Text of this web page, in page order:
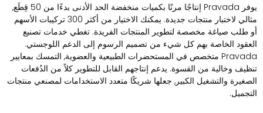
يوفر Pravada إنتاجًا مرنًا بكميات منخفضة الحد الأدنى بدءًا من 50 قِطَع,
مثالي لاختبار منتجات جديدة. يمكنك الاختيار من أكثر 300 تركيبات الأسهم
طلب صياغة مخصصة لتطوير المنتجات الفريدة. تغطي خدمات تصنيع
الخاصة بهم كل شيء من تصميم الرسوم إلى الدعم اللوجستي.
Pravada متخصص في المستحضرات الطبيعية والعضوية, التمسك بمعايير
وخالية من القسوة. يدعم إنتاجهم القابل للتطوير كلاً من الدُفعات
والتشغيل الكبير, جعلها شريكًا متعدد الاستخدامات لمصنعي منتجات